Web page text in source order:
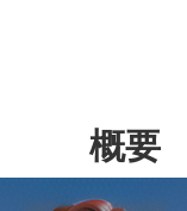
概要